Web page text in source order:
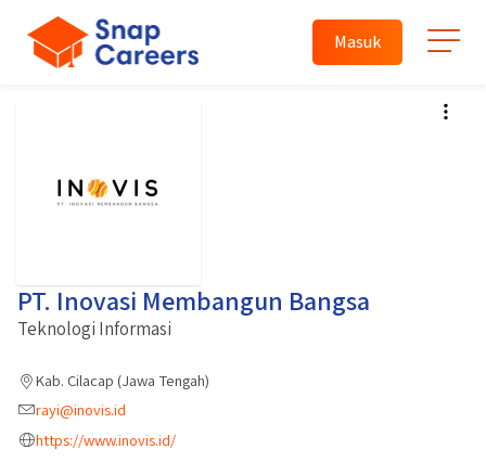
Masuk
PT. Inovasi Membangun Bangsa
Teknologi Informasi
Kab. Cilacap (Jawa Tengah)
rayi@inovis.id
https://www.inovis.id/